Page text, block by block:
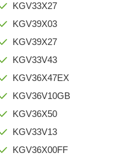
KGV33X27
KGV39X03
KGV39X27
KGV33V43
KGV36X47EX
KGV36V10GB
KGV36X50
KGV33V13
KGV36X00FF